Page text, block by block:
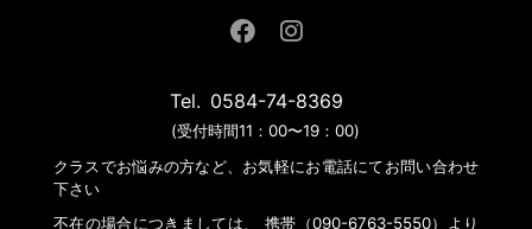
Tel. 0584-74-8369
(受付時間11：00〜19：00)
クラスでお悩みの方など、お気軽にお電話にてお問い合わせ
下さい
不在の場合につきましては、 携帯（090-6763-5550）より